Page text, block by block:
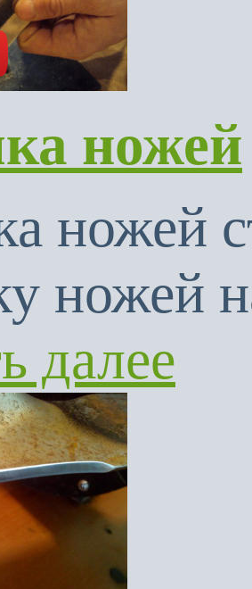
ножей
ножей
ножей
далее